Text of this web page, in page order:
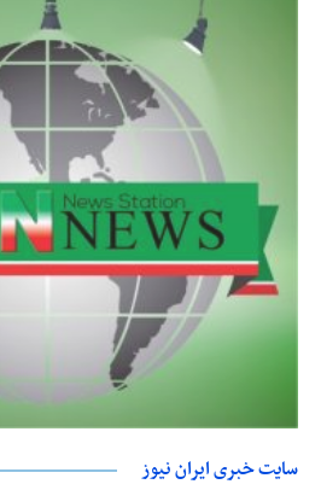
سایت خبری ایران نیوز